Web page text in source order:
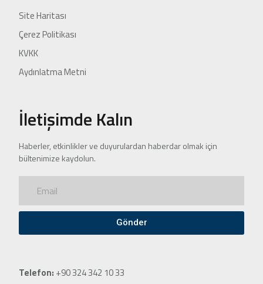
Site Haritası
Çerez Politikası
KVKK
Aydınlatma Metni
İletişimde Kalın
Haberler, etkinlikler ve duyurulardan haberdar olmak için
bültenimize kaydolun.
Gönder
Telefon: +90 324 342 10 33